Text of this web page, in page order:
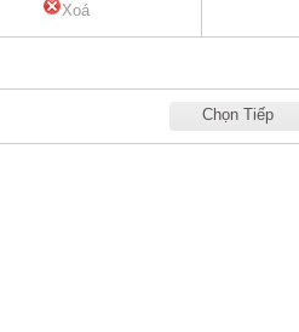
Xoá
Chọn Tiếp